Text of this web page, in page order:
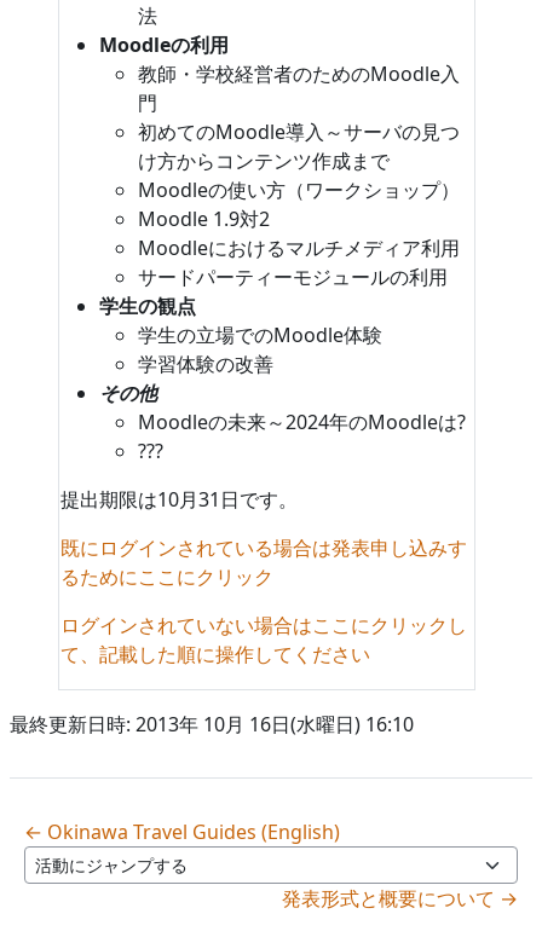
法
Moodleの利用
教師・学校経営者のためのMoodle入
門
初めてのMoodle導入～サーバの見つ
け方からコンテンツ作成まで
Moodleの使い方（ワークショップ）
Moodle 1.9対2
Moodleにおけるマルチメディア利用
サードパーティーモジュールの利用
学生の観点
学生の立場でのMoodle体験
学習体験の改善
その他
Moodleの未来～2024年のMoodleは?
???
提出期限は10月31日です。
既にログインされている場合は発表申し込みす
るためにここにクリック
ログインされていない場合はここにクリックし
て、記載した順に操作してください
最終更新日時: 2013年 10月 16日(水曜日) 16:10
← Okinawa Travel Guides (English)
活動にジャンプする
発表形式と概要について →